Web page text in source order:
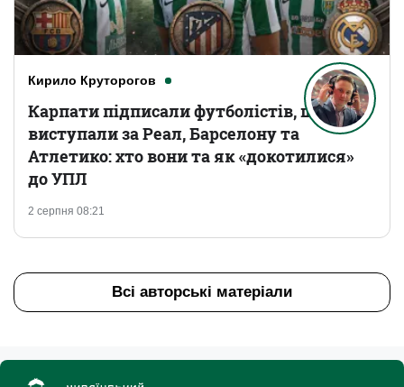
Кирило Круторогов
2 серпня 08:21
Карпати підписали футболістів, що
виступали за Реал, Барселону та
Атлетико: хто вони та як «докотилися»
до УПЛ
Всі авторські матеріали